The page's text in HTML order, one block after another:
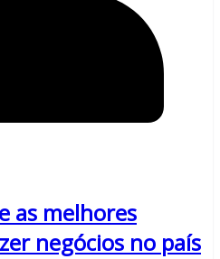
as melhores
negócios no país